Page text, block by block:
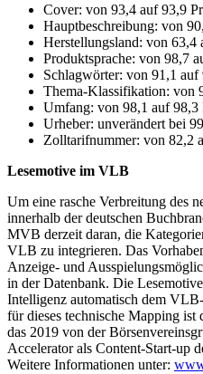
Cover: von 93,4 auf 93,9
Hauptbeschreibung: von
Herstellungsland: von 63,4
Produktsprache: von 98,7
Schlagwörter: von 91,1 auf
Thema-Klassifikation: von
Umfang: von 98,1 auf 98,3
Urheber: unverändert bei
Zolltarifnummer: von 82,2
Lesemotive im VLB
Um eine rasche Verbreitung des
innerhalb der deutschen
MVB derzeit daran, die
VLB zu integrieren. Das
Anzeige- und
in der Datenbank. Die
Intelligenz automatisch dem
für dieses technische Mapping
das 2019 von der
Accelerator als Content-Start-up
Weitere Informationen unter: